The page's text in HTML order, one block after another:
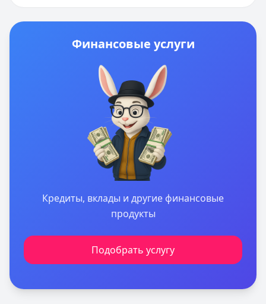
Финансовые услуги
Кредиты, вклады и другие финансовые
продукты
Подобрать услугу